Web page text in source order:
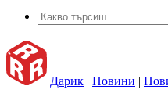
Дарик | Новини |